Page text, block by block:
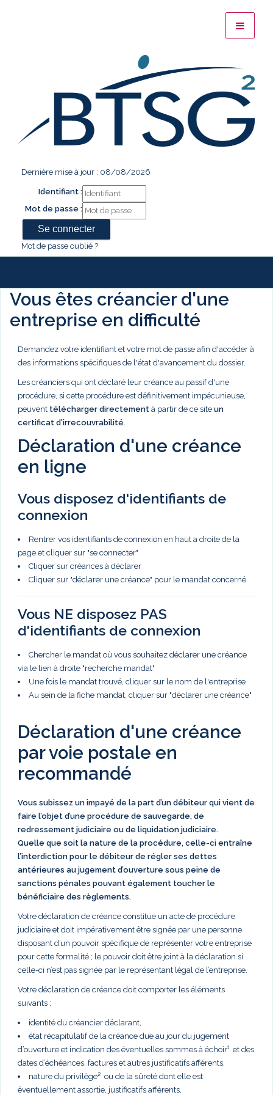
Dernière mise à jour : 08/08/2026
Identifiant :
Mot de passe :
Mot de passe oublié ?
Vous êtes créancier d'une
entreprise en difficulté
Demandez votre identifiant et votre mot de passe afin d'accéder à
des informations spécifiques de l'état d'avancement du dossier.
Les créanciers qui ont déclaré leur créance au passif d'une
procédure, si cette procédure est définitivement impécunieuse,
peuvent télécharger directement à partir de ce site un
certificat d'irrecouvrabilité.
Déclaration d'une créance
en ligne
Vous disposez d'identifiants de
connexion
Rentrer vos identifiants de connexion en haut a droite de la
page et cliquer sur "se connecter"
Cliquer sur créances à déclarer
Cliquer sur "déclarer une créance" pour le mandat concerné
Vous NE disposez PAS
d'identifiants de connexion
Chercher le mandat où vous souhaitez déclarer une créance
via le lien à droite "recherche mandat"
Une fois le mandat trouvé, cliquer sur le nom de l'entreprise
Au sein de la fiche mandat, cliquer sur "déclarer une créance"
Déclaration d'une créance
par voie postale en
recommandé
Vous subissez un impayé de la part d’un débiteur qui vient de
faire l’objet d’une procédure de sauvegarde, de
redressement judiciaire ou de liquidation judiciaire.
Quelle que soit la nature de la procédure, celle-ci entraîne
l’interdiction pour le débiteur de régler ses dettes
antérieures au jugement d’ouverture sous peine de
sanctions pénales pouvant également toucher le
bénéficiaire des règlements.
Votre déclaration de créance constitue un acte de procédure
judiciaire et doit impérativement être signée par une personne
disposant d’un pouvoir spécifique de représenter votre entreprise
pour cette formalité ; le pouvoir doit être joint à la déclaration si
celle-ci n’est pas signée par le représentant légal de l’entreprise.
Votre déclaration de créance doit comporter les éléments
suivants :
identité du créancier déclarant,
état récapitulatif de la créance due au jour du jugement
d’ouverture et indication des éventuelles sommes à échoir¹ et des
dates d’échéances, factures et autres justificatifs afférents,
nature du privilège² ou de la sûreté dont elle est
éventuellement assortie, justificatifs afférents,